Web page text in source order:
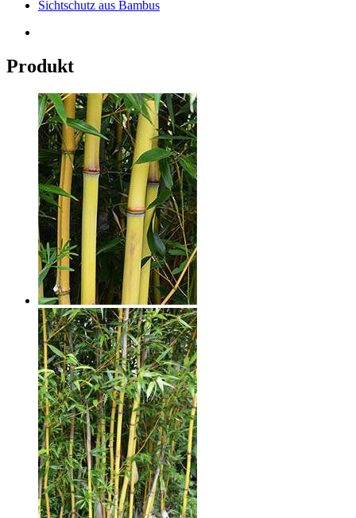
Sichtschutz aus Bambus
Produkt